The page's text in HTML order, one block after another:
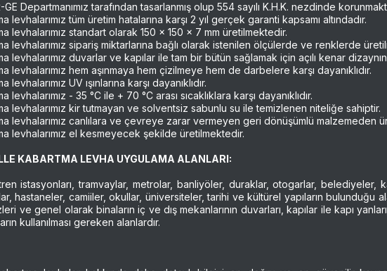
Departmanımız tarafından tasarlanmış olup 554 sayılı K.H.K. nezdinde
levhalarımız tüm üretim hatalarına karşı 2 yıl gerçek garanti kapsamı altındadır.
levhalarımız standart olarak 150 x 150 x 7 mm üretilmektedir.
levhalarımız sipariş miktarlarına bağlı olarak istenilen ölçülerde ve renklerde
levhalarımız duvarlar ve kapılar ile tam bir bütün sağlamak için açılı kenar
levhalarımız hem aşınmaya hem çizilmeye hem de darbelere karşı dayanıklıdır.
UV ışınlarına karşı dayanıklıdır.
levhalarımız - 35 °C ile + 70 °C arası sıcaklıklara karşı dayanıklıdır.
levhalarımız kir tutmayan ve solventsiz sabunlu su ile temizlenen niteliğe sahiptir.
levhalarımız canlılara ve çevreye zarar vermeyen geri dönüşümlü malzemeden
levhalarımız el kesmeyecek şekilde üretilmektedir.
KABARTMA LEVHA UYGULAMA ALANLARI:
istasyonları, tramvaylar, metrolar, banliyöler, duraklar, otogarlar, belediyeler,
hastaneler, camiiler, okullar, üniversiteler, tarihi ve kültürel yapıların bulunduğu
ve genel olarak binaların iç ve dış mekanlarının duvarları, kapılar ile kapı
kullanılması gereken alanlardır.